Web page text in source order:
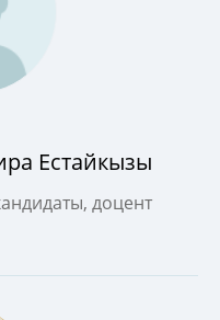
Естайкызы
доцент